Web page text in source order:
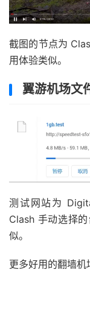
截图的节点为
用体验类似。
翼游机场文
测试网站为
Clash 手动选择
似。
更多好用的翻墙机